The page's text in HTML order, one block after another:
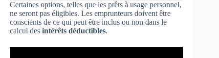
Certaines options, telles que les prêts à usage personnel,
ne seront pas éligibles. Les emprunteurs doivent être
conscients de ce qui peut être inclus ou non dans le
calcul des intérêts déductibles.